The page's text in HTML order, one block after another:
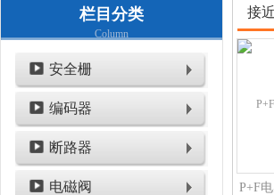
栏目分类
Column
安全栅
编码器
断路器
电磁阀
接